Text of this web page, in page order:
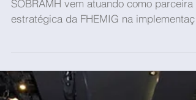
2 min de leitura
Notícias